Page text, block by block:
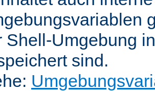
Shell-Umgebung
sind.